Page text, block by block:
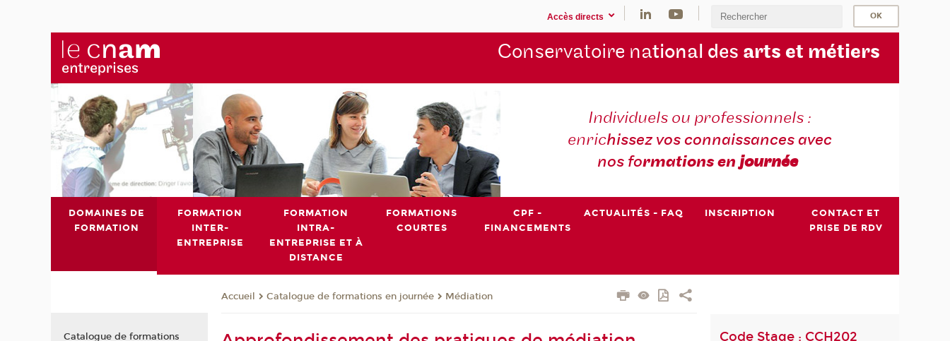
Accès directs
Conservatoire national des arts et métiers
Individuels ou professionnels :
enrichissez vos connaissances avec
nos formations enjournée
DOMAINES DE
FORMATION
FORMATION
INTER-
ENTREPRISE
FORMATION
INTRA-
ENTREPRISE ET À
DISTANCE
FORMATIONS
COURTES
CPF -
FINANCEMENTS
ACTUALITÉS - FAQ INSCRIPTION
CONTACT ET
PRISE DE RDV
Accueil Catalogue de formations en journée Médiation
Code Stage : CCH202
Catalogue de formations